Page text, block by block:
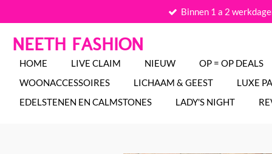
direct
naar
de
hoofdinhoud
Binnen 1 a 2
NEETH FASHION
HOME LIVE CLAIM NIEUW OP = OP DEALS
WOONACCESSOIRES
LICHAAM & GEEST LUXE
EDELSTENEN EN CALMSTONES
LADY'S NIGHT